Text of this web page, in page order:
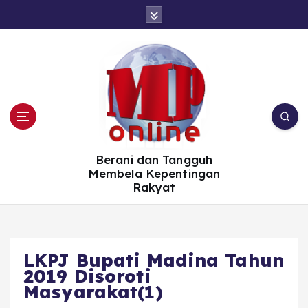
Berani dan Tangguh
Membela Kepentingan
Rakyat
LKPJ Bupati Madina Tahun
2019 Disoroti
Masyarakat(1)